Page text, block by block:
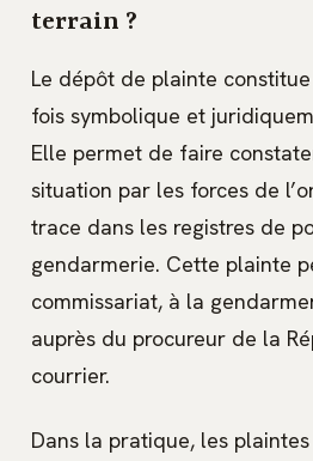
terrain ?
Le dépôt de plainte
fois symbolique et
Elle permet de faire
situation par les forces de
trace dans les registres de
gendarmerie. Cette plainte
commissariat, à la
auprès du procureur de la
courrier.
Dans la pratique, les